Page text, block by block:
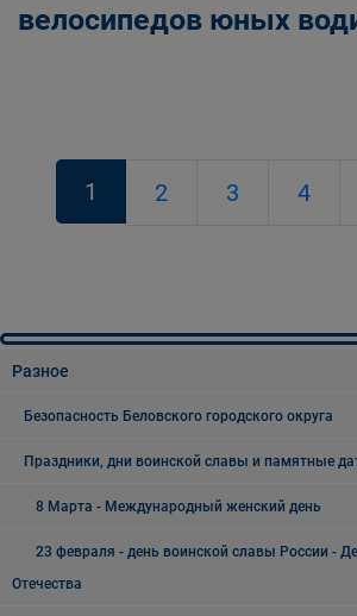
велосипедов юных
1 2 3 4
Разное
Безопасность Беловского городского округа
Праздники, дни воинской славы и памятные
8 Марта - Международный женский день
23 февраля - день воинской славы России -
Отечества